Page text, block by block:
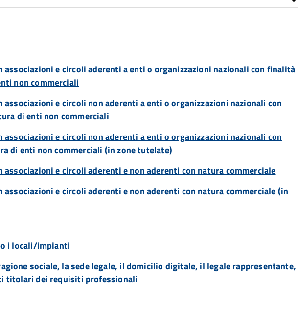
e circoli aderenti a enti o organizzazioni nazionali con finalità
non commerciali
e circoli non aderenti a enti o organizzazioni nazionali con
di enti non commerciali
e circoli non aderenti a enti o organizzazioni nazionali con
di enti non commerciali (in zone tutelate)
e circoli aderenti e non aderenti con natura commerciale
e circoli aderenti e non aderenti con natura commerciale (in
i locali/impianti
sociale, la sede legale, il domicilio digitale, il legale rappresentante,
titolari dei requisiti professionali